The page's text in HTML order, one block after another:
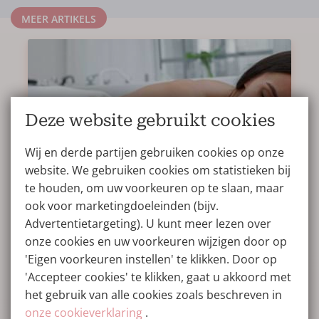
MEER ARTIKELS
Holistische nazorg met aanvullende
lichaamsbehandelingen na plastische
chirurgie voor beste resultaten
BLOG 23/02/2026
Holistische nazorg kan na sommige plastisch
Deze website gebruikt cookies
Wij en derde partijen gebruiken cookies op onze
website. We gebruiken cookies om statistieken bij
te houden, om uw voorkeuren op te slaan, maar
ook voor marketingdoeleinden (bijv.
Advertentietargeting). U kunt meer lezen over
onze cookies en uw voorkeuren wijzigen door op
'Eigen voorkeuren instellen' te klikken. Door op
'Accepteer cookies' te klikken, gaat u akkoord met
het gebruik van alle cookies zoals beschreven in
onze cookieverklaring .